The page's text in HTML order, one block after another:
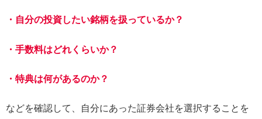
・自分の投資したい銘柄を扱っているか？
・手数料はどれくらいか？
・特典は何があるのか？
などを確認して、自分にあった証券会社を選択することを